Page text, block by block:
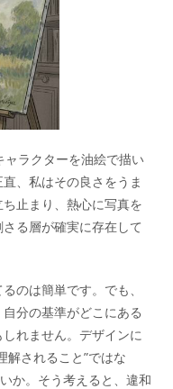
ラクターを油絵で描い
、私はその良さをうま
止まり、熱心に写真を
る層が確実に存在して
のは簡単です。でも、
分の基準がどこにある
れません。デザインに
解されること”ではな
か。そう考えると、違和